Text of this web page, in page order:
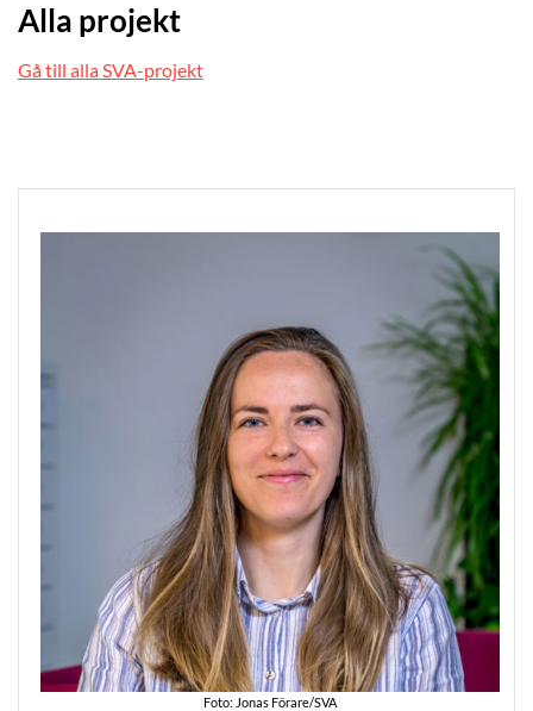
Alla projekt
Gå till alla SVA-projekt
Foto: Jonas Förare/SVA